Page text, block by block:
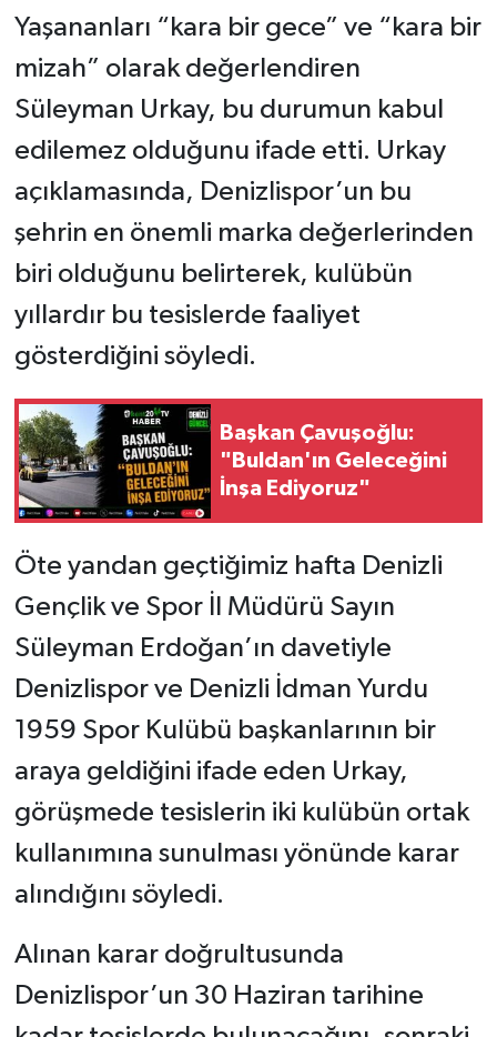
Yaşananları “kara bir gece” ve “kara bir
mizah” olarak değerlendiren
Süleyman Urkay, bu durumun kabul
edilemez olduğunu ifade etti. Urkay
açıklamasında, Denizlispor’un bu
şehrin en önemli marka değerlerinden
biri olduğunu belirterek, kulübün
yıllardır bu tesislerde faaliyet
gösterdiğini söyledi.
Başkan Çavuşoğlu:
"Buldan'ın Geleceğini
İnşa Ediyoruz"
Öte yandan geçtiğimiz hafta Denizli
Gençlik ve Spor İl Müdürü Sayın
Süleyman Erdoğan’ın davetiyle
Denizlispor ve Denizli İdman Yurdu
1959 Spor Kulübü başkanlarının bir
araya geldiğini ifade eden Urkay,
görüşmede tesislerin iki kulübün ortak
kullanımına sunulması yönünde karar
alındığını söyledi.
Alınan karar doğrultusunda
Denizlispor’un 30 Haziran tarihine